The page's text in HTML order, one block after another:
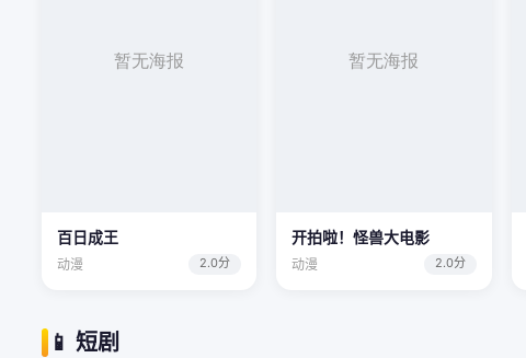
百日成王
动漫 2.0分
开拍啦！怪兽大电影
动漫 2.0分
📱 短剧